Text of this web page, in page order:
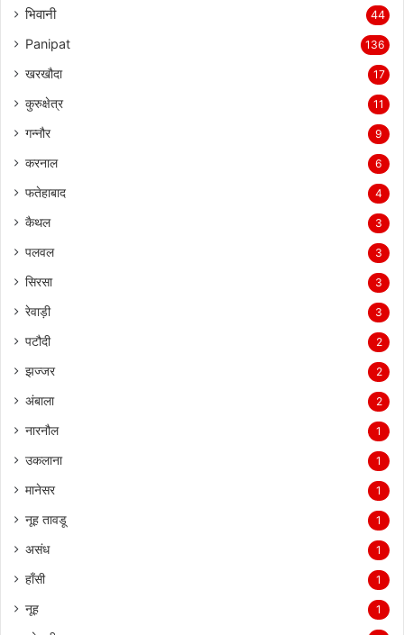
भिवानी 44
Panipat 136
खरखौदा 17
कुरुक्षेत्र 11
गन्नौर 9
करनाल 6
फतेहाबाद 4
कैथल 3
पलवल 3
सिरसा 3
रेवाड़ी 3
पटौदी 2
झज्जर 2
अंबाला 2
नारनौल 1
उकलाना 1
मानेसर 1
नूह तावडू 1
असंध 1
हाँसी 1
नूह 1